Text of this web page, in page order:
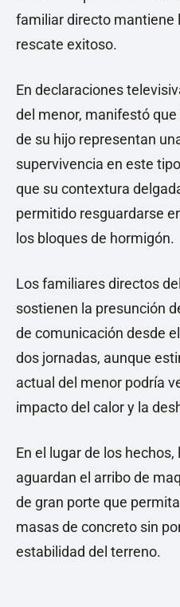
familiar directo mantiene
rescate exitoso.
En declaraciones
del menor, manifestó
de su hijo representan
supervivencia en este
que su contextura
permitido resguardarse
los bloques de hormigón.
Los familiares directos
sostienen la presunción
de comunicación desde
dos jornadas, aunque
actual del menor podría
impacto del calor y la
En el lugar de los
aguardan el arribo de
de gran porte que
masas de concreto sin
estabilidad del terreno.